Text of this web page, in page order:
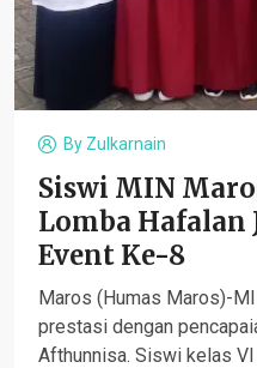
By Zulkarnain
Siswi MIN
Lomba Hafalan
Event Ke-8
Maros (Humas Maros)-
prestasi dengan
Afthunnisa. Siswi kelas